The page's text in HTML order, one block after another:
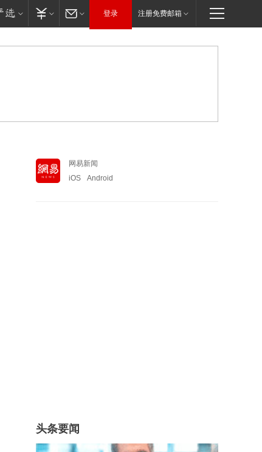
登录 注册免费邮箱
网易新闻
iOS
Android
头条要闻